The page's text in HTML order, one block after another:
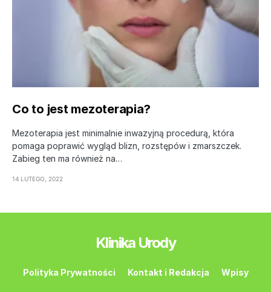
Co to jest mezoterapia?
Mezoterapia jest minimalnie inwazyjną procedurą, która
pomaga poprawić wygląd blizn, rozstępów i zmarszczek.
Zabieg ten ma również na…
14 LUTEGO, 2022
Klinika Urody
Polityka Prywatności Kontakt i Redakcja Wpisy